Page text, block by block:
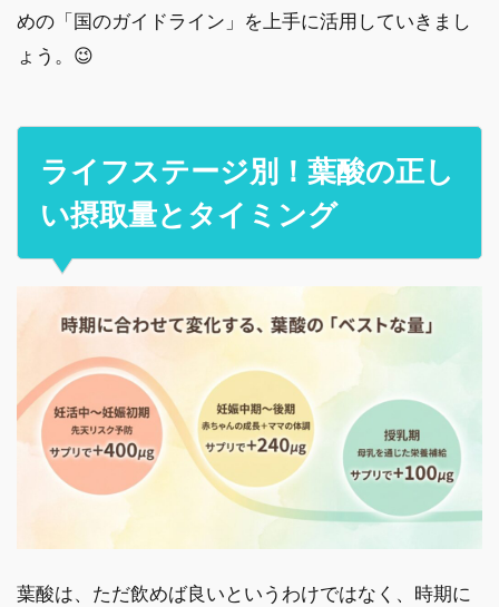
めの「国のガイドライン」を上手に活用していきまし
ょう。😉
ライフステージ別！葉酸の正し
い摂取量とタイミング
葉酸は、ただ飲めば良いというわけではなく、時期に